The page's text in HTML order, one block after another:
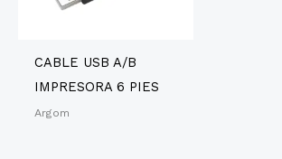
CABLE USB A/B
IMPRESORA 6 PIES
Argom